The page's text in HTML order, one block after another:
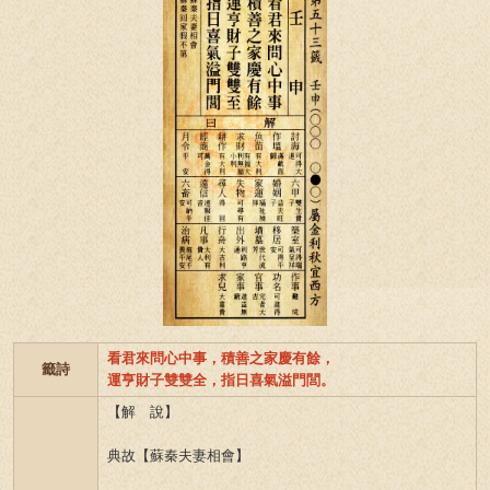
籤詩
看君來問心中事，積善之家慶有餘，
運亨財子雙雙全，指日喜氣溢門閭。
【解 說】
典故【蘇秦夫妻相會】